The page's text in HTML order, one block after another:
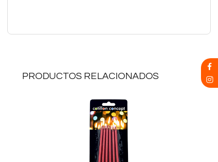
PRODUCTOS RELACIONADOS